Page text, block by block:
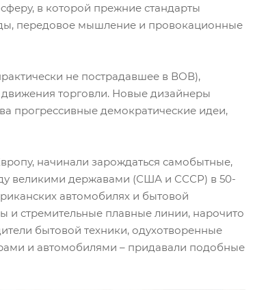
в которой прежние стандарты
передовое мышление и провокационные
не пострадавшее в ВОВ),
торговли. Новые дизайнеры
прогрессивные демократические идеи,
начинали зарождаться самобытные,
великими державами (США и СССР) в 50-
автомобилях и бытовой
и стремительные плавные линии, нарочито
бытовой техники, одухотворенные
и автомобилями – придавали подобные